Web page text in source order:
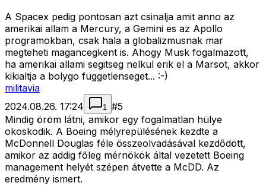
A Spacex pedig pontosan azt csinalja amit anno az
amerikai allam a Mercury, a Gemini es az Apollo
programokban, csak hala a globalizmusnak mar
megteheti magancegkent is. Ahogy Musk fogalmazott,
ha amerikai allami segitseg nelkul erik el a Marsot, akkor
kikialtja a bolygo fuggetlenseget... :-)
militavia
2024.08.26. 17:24
1 #5
Mindig öröm látni, amikor egy fogalmatlan hülye
okoskodik. A Boeing mélyrepülésének kezdte a
McDonnell Douglas féle összeolvadásával kezdődött,
amikor az addig főleg mérnökök által vezetett Boeing
management helyét szépen átvette a McDD. Az
eredmény ismert.